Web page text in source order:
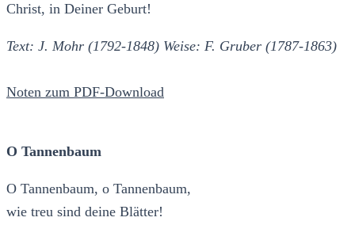
Christ, in Deiner Geburt!
Text: J. Mohr (1792-1848) Weise: F. Gruber (1787-1863)
Noten zum PDF-Download
O Tannenbaum
O Tannenbaum, o Tannenbaum,
wie treu sind deine Blätter!